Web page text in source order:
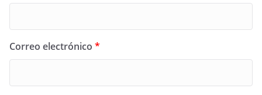
Correo electrónico *